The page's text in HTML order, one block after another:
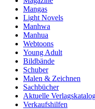
Mangas
Light Novels
Manhwa
Manhua
Webtoons
Young Adult
Bildbände
Schuber
Malen & Zeichnen
Sachbücher
Aktuelle
Verkaufshilfen